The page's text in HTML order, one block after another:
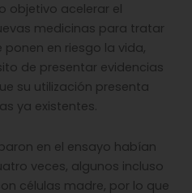
objetivo acelerar el
medicinas para tratar
en riesgo la vida,
de presentar evidencias
su utilización presenta
ya existentes.
en el ensayo habían
veces, algunos incluso
células madre, por lo que